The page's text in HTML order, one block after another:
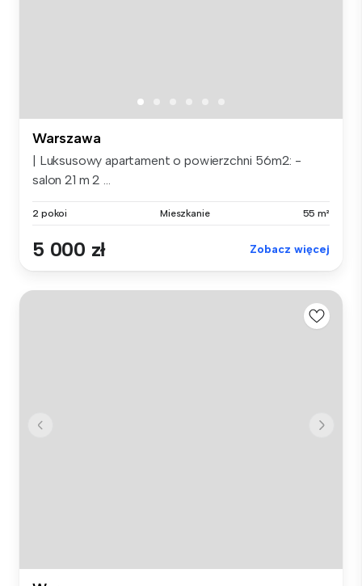
Warszawa
| Luksusowy apartament o powierzchni 56m2: -
salon 21 m 2 ...
2 pokoi Mieszkanie 55 m²
5 000 zł Zobacz więcej